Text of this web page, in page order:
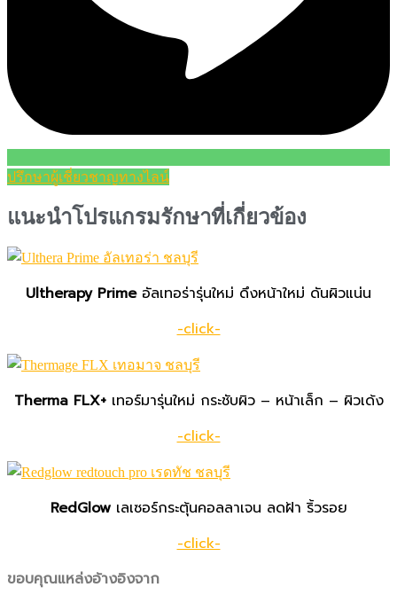
ปรึกษาผู้เชี่ยวชาญทางไลน์
แนะนำโปรแกรมรักษาที่เกี่ยวข้อง
Ultherapy Prime อัลเทอร่ารุ่นใหม่ ดึงหน้าใหม่ ดันผิวแน่น
-click-
Therma FLX+เทอร์มารุ่นใหม่ กระชับผิว – หน้าเล็ก – ผิวเด้ง
-click-
RedGlowเลเซอร์กระตุ้นคอลลาเจน ลดฝ้า ริ้วรอย
-click-
ขอบคุณแหล่งอ้างอิงจาก